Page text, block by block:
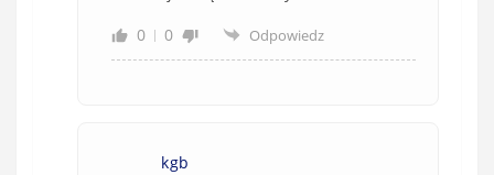
0
0 Odpowiedz
kgb